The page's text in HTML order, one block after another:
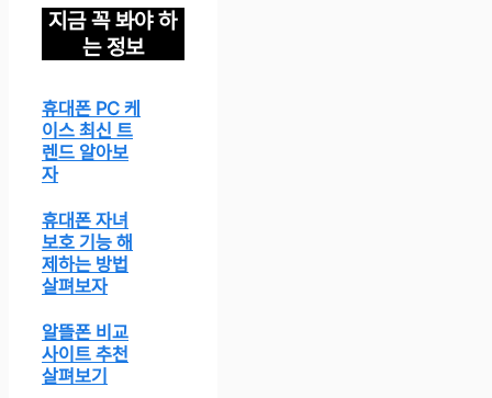
지금 꼭 봐야 하
는 정보
휴대폰 PC 케
이스 최신 트
렌드 알아보
자
휴대폰 자녀
보호 기능 해
제하는 방법
살펴보자
알뜰폰 비교
사이트 추천
살펴보기